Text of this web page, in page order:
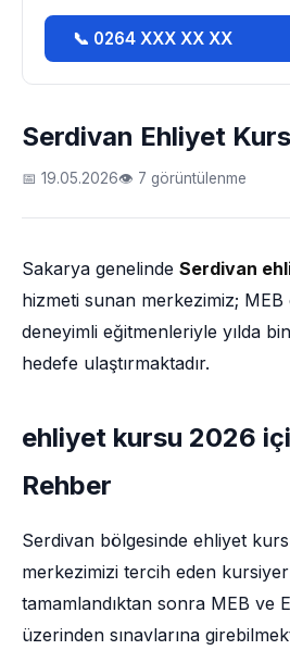
Serdivan Ehliyet
📅 19.05.2026👁 7 görüntülenme
Sakarya genelinde Serdivan
hizmeti sunan merkezimiz; MEB
deneyimli eğitmenleriyle yılda
hedefe ulaştırmaktadır.
ehliyet kursu 2026
Rehber
Serdivan bölgesinde ehliyet
merkezimizi tercih eden
tamamlandıktan sonra MEB ve
üzerinden sınavlarına
📞 0264 XXX XX XX